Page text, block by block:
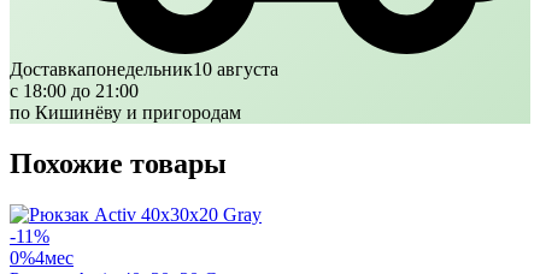
Доставкапонедельник10 августа
с 18:00 до 21:00
по Кишинёву и пригородам
Похожие товары
-11%
0%4мес